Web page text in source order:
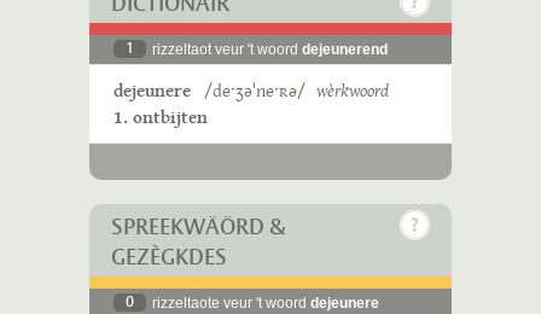
1 rizzeltaot veur 't woord dejeunerend
dejeunere /deˑʒəˈneˑʀə/ wèrkwoord
1. ontbijten
SPREEKWÄÖRD &
GEZÈGKDES
0 rizzeltaote veur 't woord dejeunere